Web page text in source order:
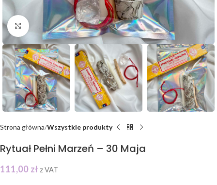
Click to enlarge
Strona główna Wszystkie produkty
Rytuał Pełni Marzeń – 30 Maja
111,00 zł z VAT